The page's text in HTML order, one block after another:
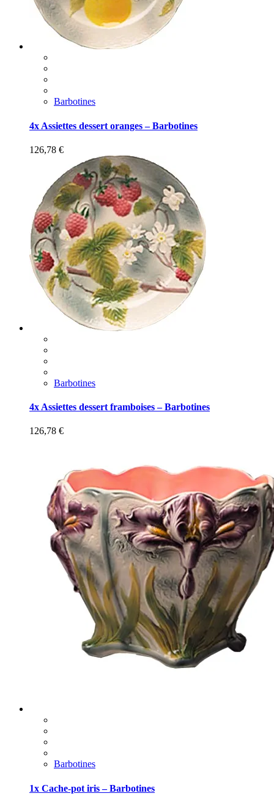
Barbotines
4x Assiettes dessert oranges – Barbotines
126,78 €
Barbotines
4x Assiettes dessert framboises – Barbotines
126,78 €
Barbotines
1x Cache-pot iris – Barbotines